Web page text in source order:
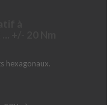
hexagonaux.